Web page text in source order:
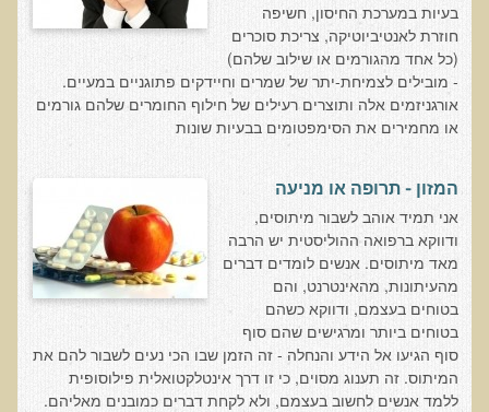
הארגון העולמי לבריאות נפשית פונקציונאלית
הקלה בדיכאון חמור
חקר יוחסין חוצה דורות MTTG
דיטוקסיפיקציה של הנפש EMDR
הארגון הישראלי לרפואת שיניים פונקציונאלית
תסמונת הנוירון הוקסי
מחקרים וספרות מדעית
רפואת שיניים ללא כספית ואמלגם
גולשים ממליצים
צור קשר
בעיות במערכת החיסון, חשיפה
חוזרת לאנטיביוטיקה, צריכת סוכרים
(כל אחד מהגורמים או שילוב שלהם)
- מובילים לצמיחת-יתר של שמרים וחיידקים פתוגניים במעיים.
אורגניזמים אלה ותוצרים רעילים של חילוף החומרים שלהם גורמים
או מחמירים את הסימפטומים בבעיות שונות
המזון - תרופה או מניעה
אני תמיד אוהב לשבור מיתוסים,
ודווקא ברפואה ההוליסטית יש הרבה
מאד מיתוסים. אנשים לומדים דברים
מהעיתונות, מהאינטרנט, והם
בטוחים בעצמם, ודווקא כשהם
בטוחים ביותר ומרגישים שהם סוף
סוף הגיעו אל הידע והנחלה - זה הזמן שבו הכי נעים לשבור להם את
המיתוס. זה תענוג מסוים, כי זו דרך אינטלקטואלית פילוסופית
ללמד אנשים לחשוב בעצמם, ולא לקחת דברים כמובנים מאליהם.